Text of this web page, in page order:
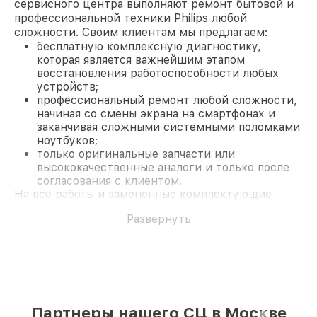
сервисного центра выполняют ремонт бытовой и
профессиональной техники Philips любой
сложности. Своим клиентам мы предлагаем:
бесплатную комплексную диагностику,
которая является важнейшим этапом
восстановления работоспособности любых
устройств;
профессиональный ремонт любой сложности,
начиная со смены экрана на смартфонах и
заканчивая сложными системными поломками
ноутбуков;
только оригинальные запчасти или
высококачественные аналоги и только после
согласования с клиентом.
На все работы и замененные комплектующие
поломки по условиям гарантии, мы бесплатно
безупречной репутацией;
Развернуть
Партнеры нашего СЦ в Москве